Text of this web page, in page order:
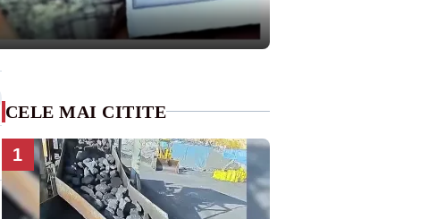
CELE MAI CITITE
1